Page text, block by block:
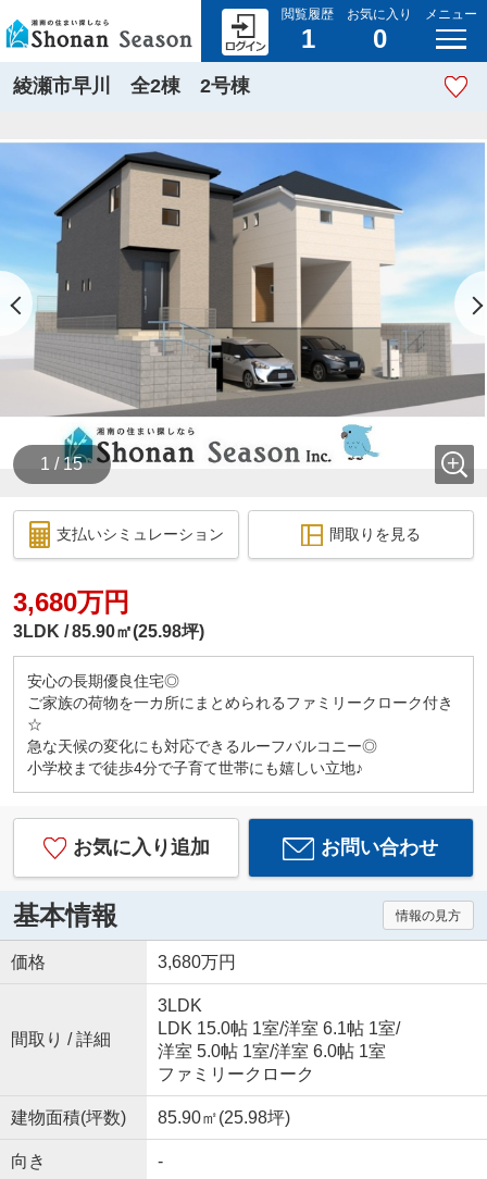
閲覧履歴
1
お気に入り
0
メニュー
綾瀬市早川 全2棟 2号棟
1 / 15
支払いシミュレーション 間取りを見る
3,680万円
3LDK 85.90㎡(25.98坪)
安心の長期優良住宅◎
ご家族の荷物を一カ所にまとめられるファミリークローク付き
☆
急な天候の変化にも対応できるルーフバルコニー◎
小学校まで徒歩4分で子育て世帯にも嬉しい立地♪
お気に入り追加 お問い合わせ
基本情報 情報の見方
価格 3,680万円
間取り / 詳細
3LDK
LDK 15.0帖 1室/洋室 6.1帖 1室/
洋室 5.0帖 1室/洋室 6.0帖 1室
ファミリークローク
建物面積(坪数) 85.90㎡(25.98坪)
向き -